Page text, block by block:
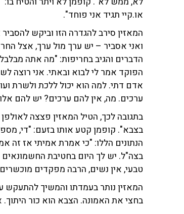
או.קיי תגיד אני פוחד".
המאזין סירב להגדרה הזו וביקש
ואני אסביר – יש ערך מול ערך, אצל
אדם דתי. למה הוא יכול ללכת ולשרת
ערכים. מה, אין להם ערכים? יש להם
בצבא". קופמן קטע אותו בזעם: "די,
הנתונים הללו: "כי אמרת אמיתי אז זה
בצה"ל. יש לך היום בחטיבת החשמונאים
טבעי, אין נשים, הרבה מפקדים
המאזין נותר בעמדתו והמשיך להתעקש
בחצי את האמונה. הצבא הוא כור היתוך.